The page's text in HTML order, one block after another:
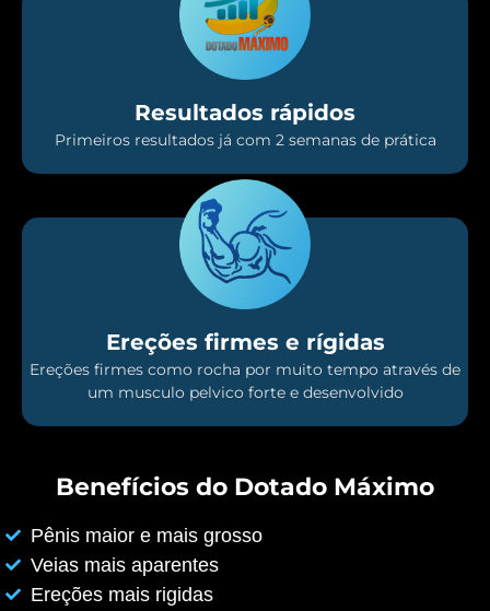
Resultados rápidos
Primeiros resultados já com 2 semanas de prática
Ereções firmes e rígidas
Ereções firmes como rocha por muito tempo através de
um musculo pelvico forte e desenvolvido
Benefícios do Dotado Máximo
Pênis maior e mais grosso
Veias mais aparentes
Ereções mais rigidas